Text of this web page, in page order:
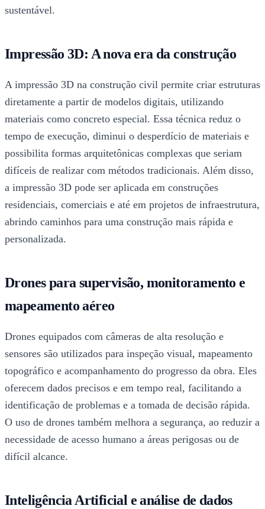
sustentável.
Impressão 3D: A nova era da construção
A impressão 3D na construção civil permite criar estruturas
diretamente a partir de modelos digitais, utilizando
materiais como concreto especial. Essa técnica reduz o
tempo de execução, diminui o desperdício de materiais e
possibilita formas arquitetônicas complexas que seriam
difíceis de realizar com métodos tradicionais. Além disso,
a impressão 3D pode ser aplicada em construções
residenciais, comerciais e até em projetos de infraestrutura,
abrindo caminhos para uma construção mais rápida e
personalizada.
Drones para supervisão, monitoramento e
mapeamento aéreo
Drones equipados com câmeras de alta resolução e
sensores são utilizados para inspeção visual, mapeamento
topográfico e acompanhamento do progresso da obra. Eles
oferecem dados precisos e em tempo real, facilitando a
identificação de problemas e a tomada de decisão rápida.
O uso de drones também melhora a segurança, ao reduzir a
necessidade de acesso humano a áreas perigosas ou de
difícil alcance.
Inteligência Artificial e análise de dados